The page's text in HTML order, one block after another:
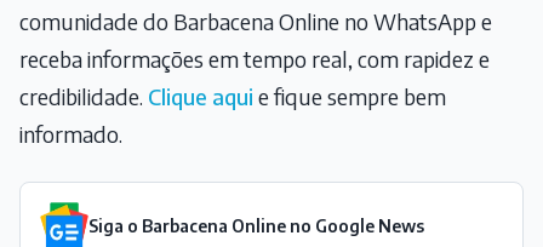
comunidade do Barbacena Online no WhatsApp e
receba informações em tempo real, com rapidez e
credibilidade. Clique aqui e fique sempre bem
informado.
Siga o Barbacena Online no Google News